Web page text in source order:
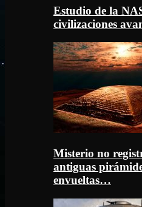
Estudio de la
civilizaciones
Misterio no
antiguas
envueltas…